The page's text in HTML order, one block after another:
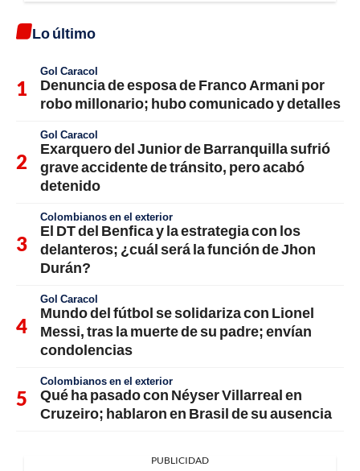
Lo último
Gol Caracol
Denuncia de esposa de Franco Armani por
robo millonario; hubo comunicado y detalles
Gol Caracol
Exarquero del Junior de Barranquilla sufrió
grave accidente de tránsito, pero acabó
detenido
Colombianos en el exterior
El DT del Benfica y la estrategia con los
delanteros; ¿cuál será la función de Jhon
Durán?
Gol Caracol
Mundo del fútbol se solidariza con Lionel
Messi, tras la muerte de su padre; envían
condolencias
Colombianos en el exterior
Qué ha pasado con Néyser Villarreal en
Cruzeiro; hablaron en Brasil de su ausencia
PUBLICIDAD